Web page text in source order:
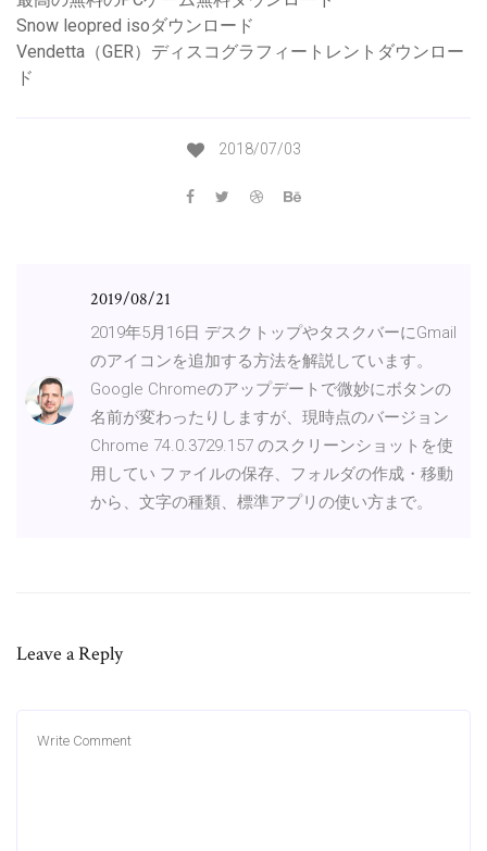
Snow leopred isoダウンロード
Vendetta（GER）ディスコグラフィートレントダウンロー
ド
2018/07/03
2019/08/21
2019年5月16日 デスクトップやタスクバーにGmail
のアイコンを追加する方法を解説しています。
Google Chromeのアップデートで微妙にボタンの
名前が変わったりしますが、現時点のバージョン
Chrome 74.0.3729.157 のスクリーンショットを使
用してい ファイルの保存、フォルダの作成・移動
から、文字の種類、標準アプリの使い方まで。
Leave a Reply